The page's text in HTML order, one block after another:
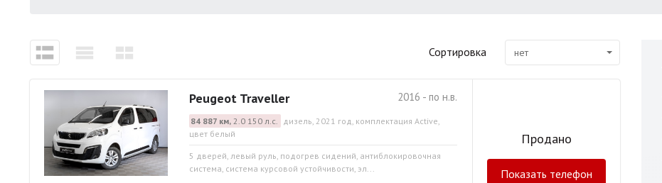
Сортировка нет
2016 - по н.в.
Peugeot Traveller
84 887 км,2.0 150 л.с. дизель, 2021 год, комплектация Active,
цвет белый
5 дверей, левый руль, подогрев сидений, антиблокировочная
система, система курсовой устойчивости, эл...
Продано
Показать телефон